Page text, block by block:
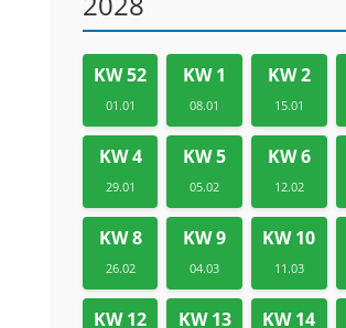
KW 52
01.01
KW 1
08.01
KW 2
15.01
KW 4
29.01
KW 5
05.02
KW 6
12.02
KW 8
26.02
KW 9
04.03
KW 10
11.03
KW 12 KW 13 KW 14